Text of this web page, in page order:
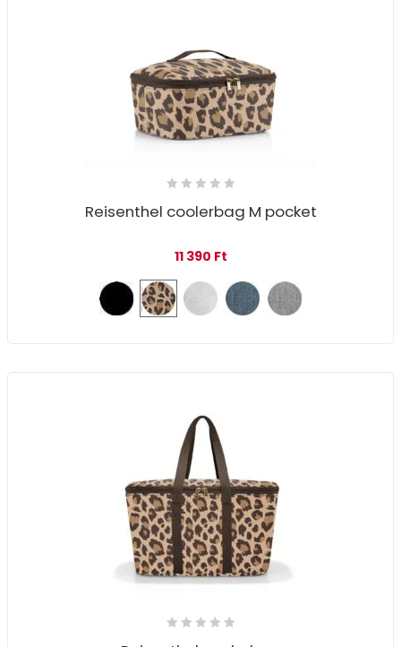
Reisenthel coolerbag M pocket
11 390 Ft